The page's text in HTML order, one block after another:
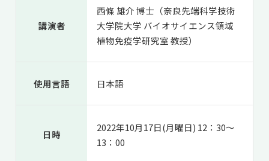
国際バイオゼミナール
サマーキャンプ
UCDリトリート
UCDオンラインゼミナール
就職支援
研究＆授業
イベント
アクセス
お問い
合わせ
領域棟
マップ
学内限定 ENGLISH
教職員の方へ
講演者
西條 雄介 博士（奈良先端科学技術
大学院大学 バイオサイエンス領域
植物免疫学研究室 教授）
使用言語 日本語
日時
2022年10月17日(月曜日) 12：30～
13：00